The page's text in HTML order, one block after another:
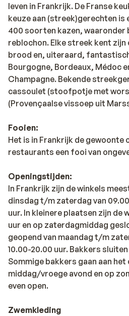
leven in Frankrijk. De Franse
keuze aan (streek)gerechten is
400 soorten kazen,
reblochon. Elke streek kent
brood en, uiteraard,
Bourgogne, Bordeaux, Médoc
Champagne. Bekende
cassoulet (stoofpotje met
(Provençaalse vissoep uit
Fooien:
Het is in Frankrijk de gewoonte
restaurants een fooi van
Openingstijden:
In Frankrijk zijn de winkels
dinsdag t/m zaterdag van
uur. In kleinere plaatsen zijn de
uur en op zaterdagmiddag
geopend van maandag t/m
10.00-20.00 uur. Bakkers sluiten
Sommige bakkers gaan aan het
middag/vroege avond en op
even open.
Zwemkleding